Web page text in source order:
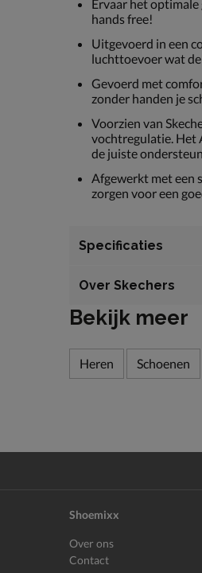
Ervaar het optimale
hands free!
Uitgevoerd in een
luchttoevoer wat
Gevoerd met
zonder handen je
Voorzien van
vochtregulatie. Het
de juiste
Afgewerkt met een
zorgen voor een
Specificaties
Over Skechers
Bekijk meer
Heren Schoenen
Shoemixx
Over ons
Contact